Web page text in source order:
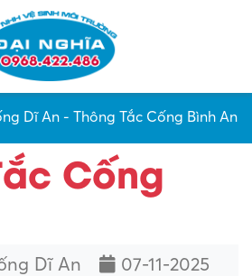
Dĩ An - Thông Tắc Cống Bình An
Cống
Dĩ An 07-11-2025